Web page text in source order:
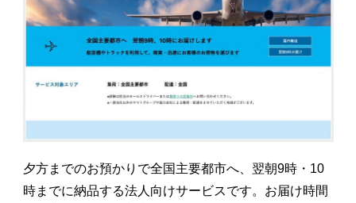
夕方までのお預かりで全国主要都市へ、翌朝9時・10
時までに納品する法人向けサービスです。お届け時間